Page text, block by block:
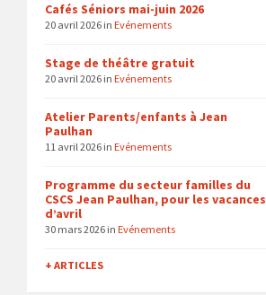
Cafés Séniors mai-juin 2026
20 avril 2026 in Evénements
Stage de théâtre gratuit
20 avril 2026 in Evénements
Atelier Parents/enfants à Jean
Paulhan
11 avril 2026 in Evénements
Programme du secteur familles du
CSCS Jean Paulhan, pour les vacances
d’avril
30 mars 2026 in Evénements
+ ARTICLES